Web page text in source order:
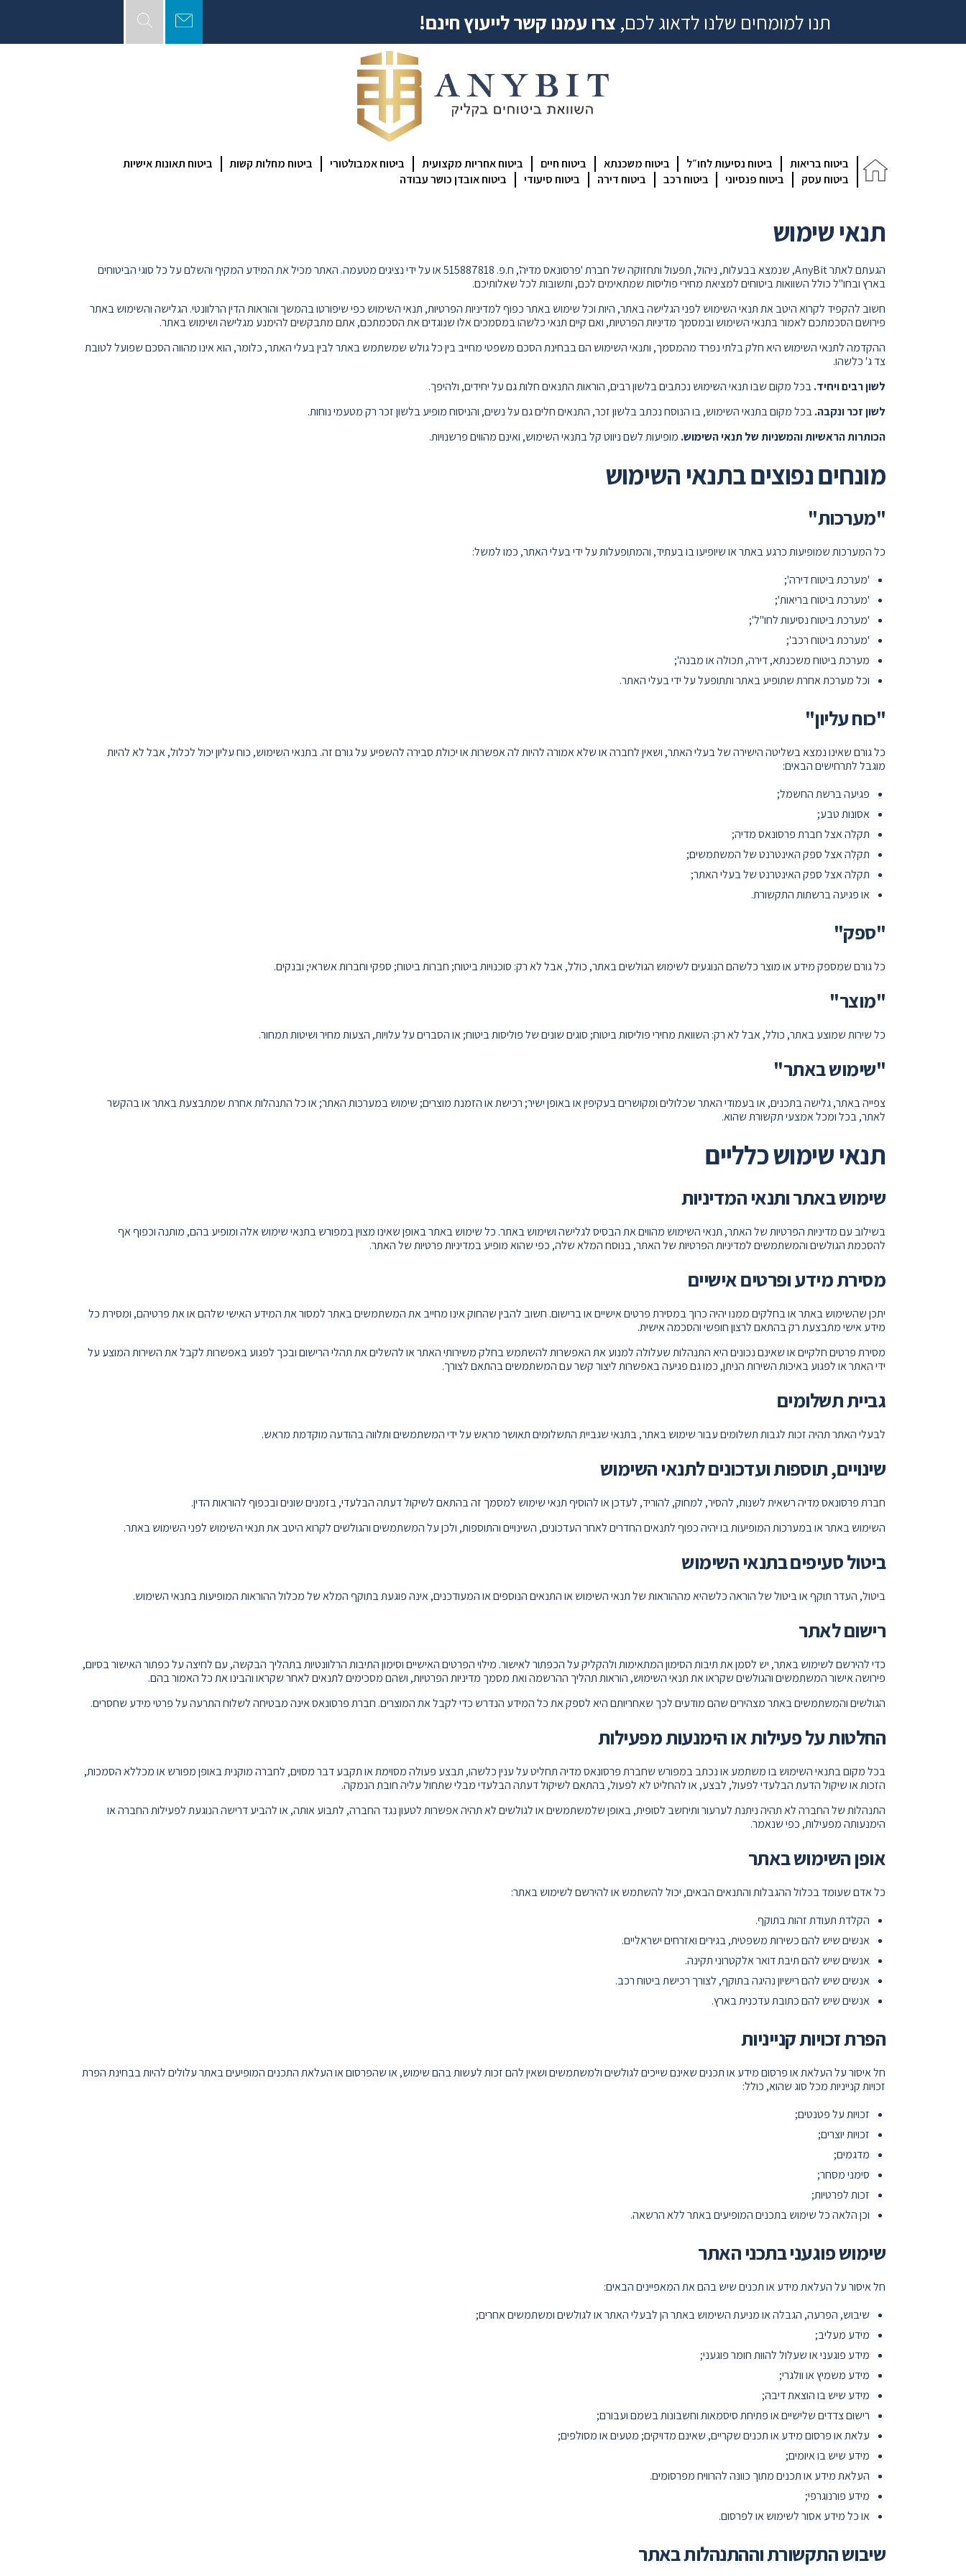
תנו למומחים שלנו לדאוג לכם,צרו עמנו קשר לייעוץ חינם!
ביטוח בריאות ביטוח נסיעות לחו״ל ביטוח משכנתא ביטוח חיים ביטוח אחריות מקצועית ביטוח אמבולטורי ביטוח מחלות קשות
ביטוח תאונות אישיות
ביטוח עסק
ביטוח פנסיוני ביטוח רכב ביטוח דירה ביטוח סיעודי ביטוח אובדן כושר עבודה
תנאי שימוש
הגעתם לאתר AnyBit, שנמצא בבעלות, ניהול, תפעול ותחזוקה של חברת 'פרסונאס מדיה', ח.פ. 515887818 או על ידי נציגים מטעמה. האתר מכיל את המידע המקיף והשלם על כל סוגי הביטוחים
בארץ ובחו"ל כולל השוואות ביטוחים למציאת מחירי פוליסות שמתאימים לכם, ותשובות לכל שאלותיכם.
חשוב להקפיד לקרוא היטב את תנאי השימוש לפני הגלישה באתר, היות וכל שימוש באתר כפוף למדיניות הפרטיות, תנאי השימוש כפי שיפורטו בהמשך והוראות הדין הרלוונטי. הגלישה והשימוש באתר
פירושם הסכמתכם לאמור בתנאי השימוש ובמסמך מדיניות הפרטיות, ואם קיים תנאי כלשהו במסמכים אלו שנוגדים את הסכמתכם, אתם מתבקשים להימנע מגלישה ושימוש באתר.
ההקדמה לתנאי השימוש היא חלק בלתי נפרד מהמסמך, ותנאי השימוש הם בבחינת הסכם משפטי מחייב בין כל גולש שמשתמש באתר לבין בעלי האתר, כלומר, הוא אינו מהווה הסכם שפועל לטובת
צד ג' כלשהו.
לשון רבים ויחיד.בכל מקום שבו תנאי השימוש נכתבים בלשון רבים, הוראות התנאים חלות גם על יחידים, ולהיפך.
לשון זכר ונקבה.בכל מקום בתנאי השימוש, בו הנוסח נכתב בלשון זכר, התנאים חלים גם על נשים, והניסוח מופיע בלשון זכר רק מטעמי נוחות.
הכותרות הראשיות והמשניות של תנאי השימוש. מופיעות לשם ניווט קל בתנאי השימוש, ואינם מהווים פרשנויות.
מונחים נפוצים בתנאי השימוש
"מערכות"
כל המערכות שמופיעות כרגע באתר או שיופיעו בו בעתיד, והמתופעלות על ידי בעלי האתר, כמו למשל:
'מערכת ביטוח דירה';
'מערכת ביטוח בריאות';
'מערכת ביטוח נסיעות לחו"ל';
'מערכת ביטוח רכב';
מערכת ביטוח משכנתא, דירה, תכולה או מבנה';
וכל מערכת אחרת שתופיע באתר ותתופעל על ידי בעלי האתר.
"כוח עליון"
כל גורם שאינו נמצא בשליטה הישירה של בעלי האתר, ושאין לחברה או שלא אמורה להיות לה אפשרות או יכולת סבירה להשפיע על גורם זה. בתנאי השימוש, כוח עליון יכול לכלול, אבל לא להיות
מוגבל לתרחישים הבאים:
פגיעה ברשת החשמל;
אסונות טבע;
תקלה אצל חברת פרסונאס מדיה;
תקלה אצל ספק האינטרנט של המשתמשים;
תקלה אצל ספק האינטרנט של בעלי האתר;
או פגיעה ברשתות התקשורת.
"ספק"
כל גורם שמספק מידע או מוצר כלשהם הנוגעים לשימוש הגולשים באתר, כולל, אבל לא רק: סוכנויות ביטוח; חברות ביטוח; ספקי וחברות אשראי; ובנקים.
"מוצר"
כל שירות שמוצע באתר, כולל, אבל לא רק: השוואת מחירי פוליסות ביטוח; סוגים שונים של פוליסות ביטוח; או הסברים על עלויות, הצעות מחיר ושיטות תמחור.
"שימוש באתר"
צפייה באתר, גלישה בתכנים, או בעמודי האתר שכלולים ומקושרים בעקיפין או באופן ישיר; רכישת או הזמנת מוצרים; שימוש במערכות האתר; או כל התנהלות אחרת שמתבצעת באתר או בהקשר
לאתר, בכל ומכל אמצעי תקשורת שהוא.
תנאי שימוש כלליים
שימוש באתר ותנאי המדיניות
בשילוב עם מדיניות הפרטיות של האתר, תנאי השימוש מהווים את הבסיס לגלישה ושימוש באתר. כל שימוש באתר באופן שאינו מצוין במפורש בתנאי שימוש אלה ומופיע בהם, מותנה וכפוף אף
להסכמת הגולשים והמשתמשים למדיניות הפרטיות של האתר, בנוסח המלא שלה, כפי שהוא מופיע במדיניות פרטיות של האתר.
מסירת מידע ופרטים אישיים
יתכן שהשימוש באתר או בחלקים ממנו יהיה כרוך במסירת פרטים אישיים או ברישום. חשוב להבין שהחוק אינו מחייב את המשתמשים באתר למסור את המידע האישי שלהם או את פרטיהם, ומסירת כל
מידע אישי מתבצעת רק בהתאם לרצון חופשי והסכמה אישית.
מסירת פרטים חלקיים או שאינם נכונים היא התנהלות שעלולה למנוע את האפשרות להשתמש בחלק משירותי האתר או להשלים את תהלי הרישום ובכך לפגוע באפשרות לקבל את השירות המוצע על
ידי האתר או לפגוע באיכות השירות הניתן, כמו גם פגיעה באפשרות ליצור קשר עם המשתמשים בהתאם לצורך.
גביית תשלומים
לבעלי האתר תהיה זכות לגבות תשלומים עבור שימוש באתר, בתנאי שגביית התשלומים תאושר מראש על ידי המשתמשים ותלווה בהודעה מוקדמת מראש.
שינויים, תוספות ועדכונים לתנאי השימוש
חברת פרסונאס מדיה רשאית לשנות, להסיר, למחוק, להוריד, לעדכן או להוסיף תנאי שימוש למסמך זה בהתאם לשיקול דעתה הבלעדי, בזמנים שונים ובכפוף להוראות הדין.
השימוש באתר או במערכות המופיעות בו יהיה כפוף לתנאים החדרים לאחר העדכונים, השינויים והתוספות, ולכן על המשתמשים והגולשים לקרוא היטב את תנאי השימוש לפני השימוש באתר.
ביטול סעיפים בתנאי השימוש
ביטול, העדר תוקף או ביטול של הוראה כלשהיא מההוראות של תנאי השימוש או התנאים הנוספים או המעודכנים, אינה פוגעת בתוקף המלא של מכלול ההוראות המופיעות בתנאי השימוש.
רישום לאתר
כדי להירשם לשימוש באתר, יש לסמן את תיבות הסימון המתאימות ולהקליק על הכפתור לאישור. מילוי הפרטים האישיים וסימון התיבות הרלוונטיות בתהליך הבקשה, עם לחיצה על כפתור האישור בסיום,
פירושה אישור המשתמשים והגולשים שקראו את תנאי השימוש, הוראות תהליך ההרשמה ואת מסמך מדיניות הפרטיות, ושהם מסכימים לתנאים לאחר שקראו והבינו את כל האמור בהם.
הגולשים והמשתמשים באתר מצהירים שהם מודעים לכך שאחריותם היא לספק את כל המידע הנדרש כדי לקבל את המוצרים. חברת פרסונאס אינה מבטיחה לשלוח התרעה על פרטי מידע שחסרים.
החלטות על פעילות או הימנעות מפעילות
בכל מקום בתנאי השימוש בו משתמע או נכתב במפורש שחברת פרסונאס מדיה תחליט על ענין כלשהו, תבצע פעולה מסוימת או תקבע דבר מסוים, לחברה מוקנית באופן מפורש או מכללא הסמכות,
הזכות או שיקול הדעת הבלעדי לפעול, לבצע, או להחליט לא לפעול, בהתאם לשיקול דעתה הבלעדי מבלי שתחול עליה חובת הנמקה.
התנהלות של החברה לא תהיה ניתנת לערעור ותיחשב לסופית, באופן שלמשתמשים או לגולשים לא תהיה אפשרות לטעון נגד החברה, לתבוע אותה, או להביע דרישה הנוגעת לפעילות החברה או
הימנעותה מפעילות, כפי שנאמר.
אופן השימוש באתר
כל אדם שעומד בכלול ההגבלות והתנאים הבאים, יכול להשתמש או להירשם לשימוש באתר:
הקלדת תעודת זהות בתוקף.
אנשים שיש להם כשירות משפטית, בגירים ואזרחים ישראליים.
אנשים שיש להם תיבת דואר אלקטרוני תקינה.
אנשים שיש להם רישיון נהיגה בתוקף, לצורך רכישת ביטוח רכב.
אנשים שיש להם כתובת עדכנית בארץ.
הפרת זכויות קנייניות
חל איסור על העלאת או פרסום מידע או תכנים שאינם שייכים לגולשים ולמשתמשים ושאין להם זכות לעשות בהם שימוש, או שהפרסום או העלאת התכנים המופיעים באתר עלולים להיות בבחינת הפרת
זכויות קנייניות מכל סוג שהוא, כולל:
זכויות על פטנטים;
זכויות יוצרים;
מדגמים;
סימני מסחר;
זכות לפרטיות;
וכן הלאה כל שימוש בתכנים המופיעים באתר ללא הרשאה.
שימוש פוגעני בתכני האתר
חל איסור על העלאת מידע או תכנים שיש בהם את המאפיינים הבאים:
שיבוש, הפרעה, הגבלה או מניעת השימוש באתר הן לבעלי האתר או לגולשים ומשתמשים אחרים;
מידע מעליב;
מידע פוגעני או שעלול להוות חומר פוגעני;
מידע משמיץ או וולגרי;
מידע שיש בו הוצאת דיבה;
רישום צדדים שלישיים או פתיחת סיסמאות וחשבונות בשמם ועבורם;
עלאת או פרסום מידע או תכנים שקריים, שאינם מדויקים; מטעים או מסולפים;
מידע שיש בו איומים;
העלאת מידע או תכנים מתוך כוונה להרוויח מפרסומים.
מידע פורנוגרפי;
או כל מידע אסור לשימוש או לפרסום.
שיבוש התקשורת וההתנהלות באתר